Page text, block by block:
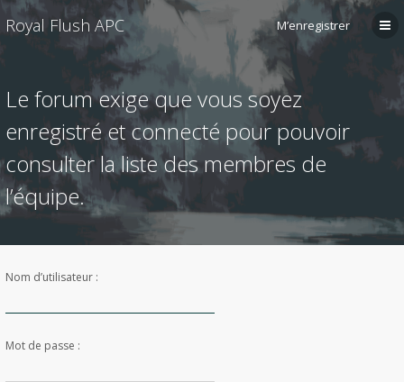
Royal Flush APC M’enregistrer
Le forum exige que vous soyez
enregistré et connecté pour pouvoir
consulter la liste des membres de
l’équipe.
Nom d’utilisateur :
Mot de passe :